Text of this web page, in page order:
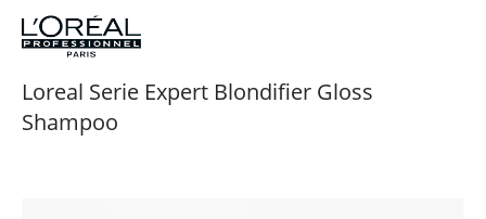
Loreal Serie Expert Blondifier Gloss
Shampoo